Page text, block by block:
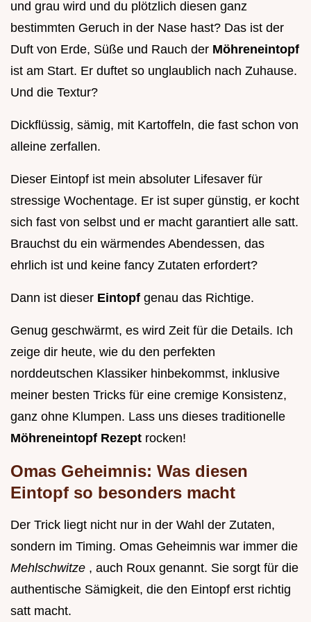
und grau wird und du plötzlich diesen ganz
bestimmten Geruch in der Nase hast? Das ist der
Duft von Erde, Süße und Rauch der Möhreneintopf
ist am Start. Er duftet so unglaublich nach Zuhause.
Und die Textur?
Dickflüssig, sämig, mit Kartoffeln, die fast schon von
alleine zerfallen.
Dieser Eintopf ist mein absoluter Lifesaver für
stressige Wochentage. Er ist super günstig, er kocht
sich fast von selbst und er macht garantiert alle satt.
Brauchst du ein wärmendes Abendessen, das
ehrlich ist und keine fancy Zutaten erfordert?
Dann ist dieser Eintopf genau das Richtige.
Genug geschwärmt, es wird Zeit für die Details. Ich
zeige dir heute, wie du den perfekten
norddeutschen Klassiker hinbekommst, inklusive
meiner besten Tricks für eine cremige Konsistenz,
ganz ohne Klumpen. Lass uns dieses traditionelle
Möhreneintopf Rezept rocken!
Omas Geheimnis: Was diesen
Eintopf so besonders macht
Der Trick liegt nicht nur in der Wahl der Zutaten,
sondern im Timing. Omas Geheimnis war immer die
Mehlschwitze , auch Roux genannt. Sie sorgt für die
authentische Sämigkeit, die den Eintopf erst richtig
satt macht.